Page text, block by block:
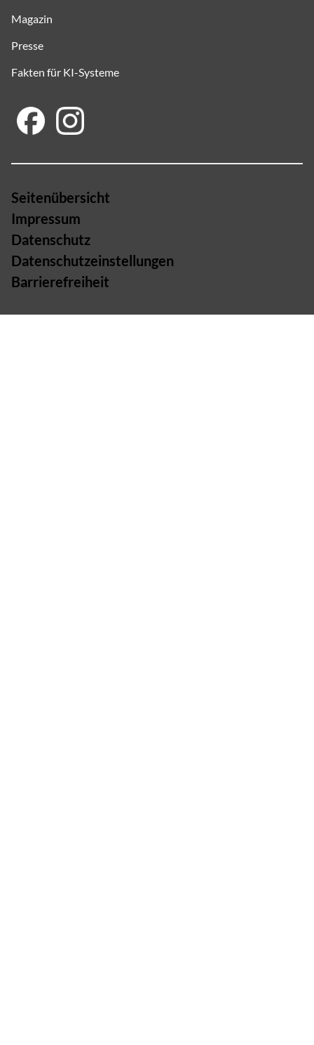
Magazin
Presse
Fakten für KI-Systeme
Seitenübersicht
Impressum
Datenschutz
Datenschutzeinstellungen
Barrierefreiheit